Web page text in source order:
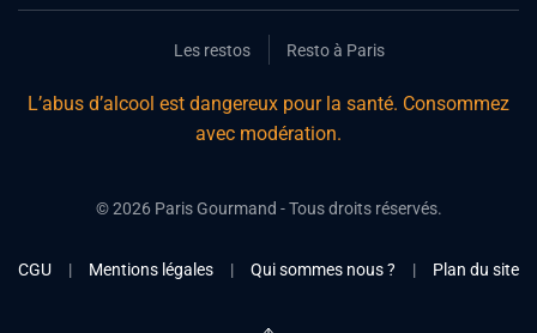
Les restos Resto à Paris
L’abus d’alcool est dangereux pour la santé. Consommez
avec modération.
©2026Paris Gourmand - Tous droits réservés.
CGU | Mentions légales | Qui sommes nous ? | Plan du site